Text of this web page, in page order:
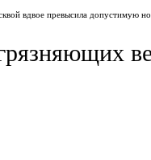
вдвое превысила допустимую